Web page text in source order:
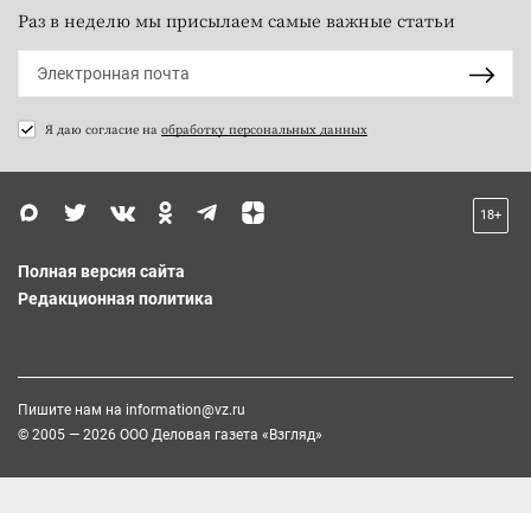
Раз в неделю мы присылаем самые важные статьи
Я даю согласие на обработку персональных данных
18+
Полная версия сайта
Редакционная политика
Пишите нам на information@vz.ru
© 2005 — 2026 ООО Деловая газета «Взгляд»